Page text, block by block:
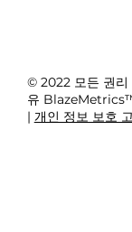
© 2022 모든 권리
유
| 개인 정보 보호